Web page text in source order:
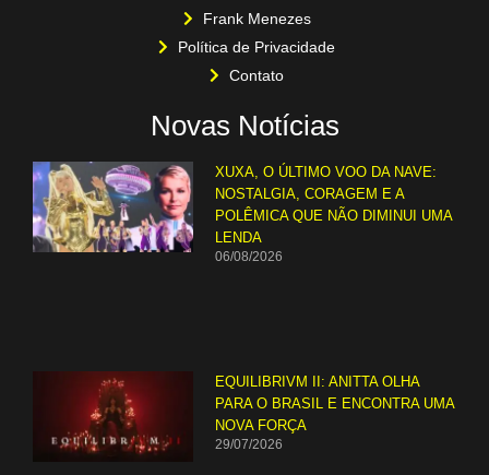
Frank Menezes
Política de Privacidade
Contato
Novas Notícias
XUXA, O ÚLTIMO VOO DA NAVE:
NOSTALGIA, CORAGEM E A
POLÊMICA QUE NÃO DIMINUI UMA
LENDA
06/08/2026
EQUILIBRIVM II: ANITTA OLHA
PARA O BRASIL E ENCONTRA UMA
NOVA FORÇA
29/07/2026